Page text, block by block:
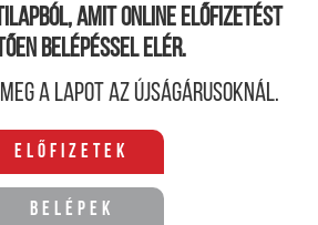
amit online előfizetést
belépéssel elér.
a lapot az újságárusoknál.
Előfizetek
Belépek